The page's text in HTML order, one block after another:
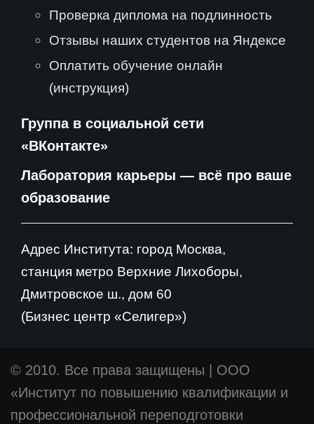
Проверка диплома на подлинность
Отзывы наших студентов на Яндексе
Оплатить обучение онлайн
(инструкция)
Группа в социальной сети
«ВКонтакте»
Лаборатория карьеры — всё про ваше
образование
Адрес Института: город Москва,
станция метро Верхние Лихоборы,
Дмитровское ш., дом 60
(Бизнес центр «Селигер»)
© 2010. Все права защищены
ООО
«Институт по повышению квалификации и
профессиональной переподготовки